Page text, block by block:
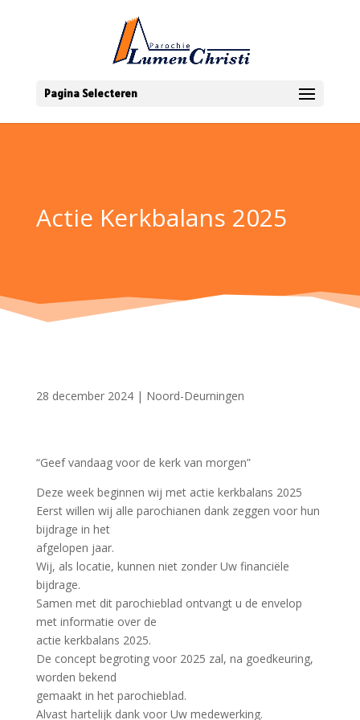
Pagina Selecteren
Actie Kerkbalans 2025
28 december 2024| Noord-Deurningen
“Geef vandaag voor de kerk van morgen”
Deze week beginnen wij met actie kerkbalans 2025
Eerst willen wij alle parochianen dank zeggen voor hun
bijdrage in het
afgelopen jaar.
Wij, als locatie, kunnen niet zonder Uw financiële
bijdrage.
Samen met dit parochieblad ontvangt u de envelop
met informatie over de
actie kerkbalans 2025.
De concept begroting voor 2025 zal, na goedkeuring,
worden bekend
gemaakt in het parochieblad.
Alvast hartelijk dank voor Uw medewerking.